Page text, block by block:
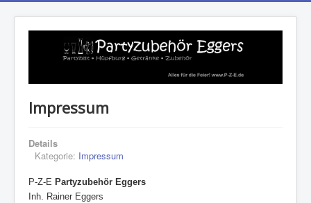
Impressum
Details
Kategorie: Impressum
P-Z-E Partyzubehör Eggers
Inh. Rainer Eggers